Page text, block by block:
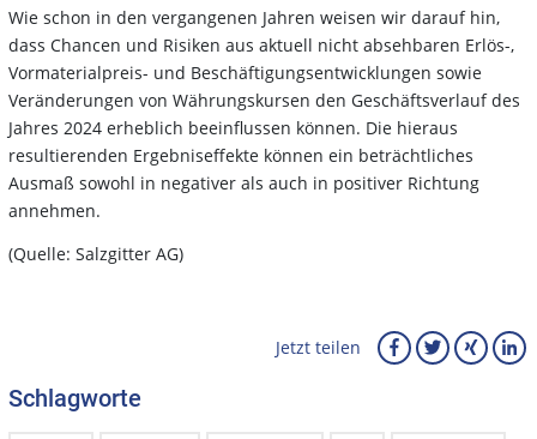
Wie schon in den vergangenen Jahren weisen wir darauf hin,
dass Chancen und Risiken aus aktuell nicht absehbaren Erlös-,
Vormaterialpreis- und Beschäftigungsentwicklungen sowie
Veränderungen von Währungskursen den Geschäftsverlauf des
Jahres 2024 erheblich beeinflussen können. Die hieraus
resultierenden Ergebniseffekte können ein beträchtliches
Ausmaß sowohl in negativer als auch in positiver Richtung
annehmen.
(Quelle: Salzgitter AG)
Jetzt teilen
Schlagworte